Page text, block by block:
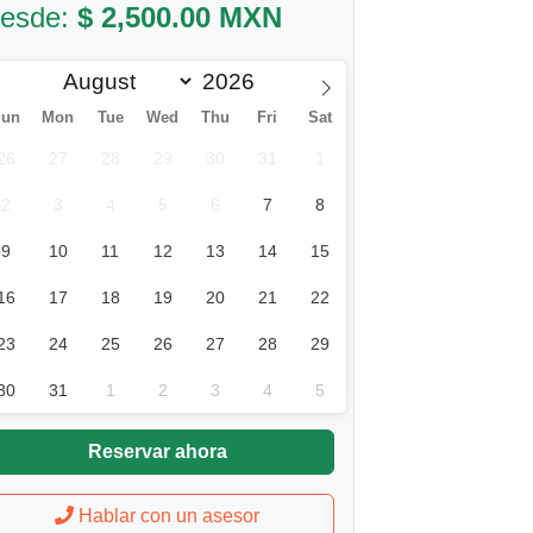
$ 2,500.00 MXN
Mon Tue Wed Thu Fri Sat
7 8
9 10 11 12 13 14 15
17 18 19 20 21 22
24 25 26 27 28 29
31 1 2 3 4 5
Reservar ahora
Hablar con un asesor